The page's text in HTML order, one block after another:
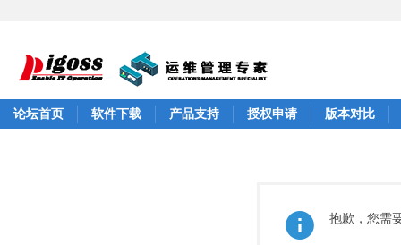
论坛首页 软件下载 产品支持 授权申请 版本对比
抱歉，您需